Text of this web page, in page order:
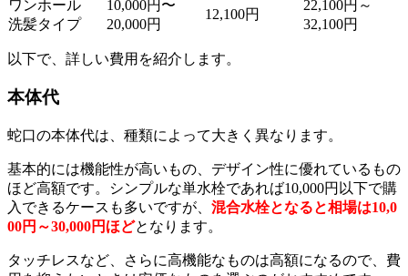
ワンホール
洗髪タイプ
10,000円〜
20,000円
12,100円
22,100円～
32,100円
以下で、詳しい費用を紹介します。
本体代
蛇口の本体代は、種類によって大きく異なります。
基本的には機能性が高いもの、デザイン性に優れているもの
ほど高額です。シンプルな単水栓であれば10,000円以下で購
入できるケースも多いですが、 混合水栓となると相場は10,0
00円～30,000円ほどとなります。
タッチレスなど、さらに高機能なものは高額になるので、費